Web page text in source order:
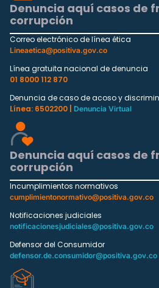
Denuncia aquí casos de
corrupción
Correo electrónico de línea ética
Lineaetica@positiva.gov.co
Línea gratuita nacional de denuncia
01 8000 112 870
Denuncia de caso de acoso y
Línea: 6502200 |
Denuncia Virtual
Denuncia aquí casos de
corrupción
Incumplimientos normativos
cumplimientonormativo@positiva.gov.co
Notificaciones judiciales
notificacionesjudiciales@positiva.gov.co
Defensor del Consumidor
defensor.de.consumidor@positiva.gov.co